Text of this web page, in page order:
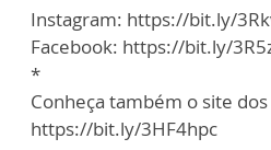
Instagram: https://bit.ly/
Facebook: https://bit.ly/
*
Conheça também o site
https://bit.ly/3HF4hpc